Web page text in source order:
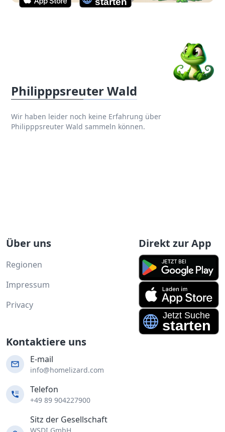
Philipppsreuter Wald
Wir haben leider noch keine Erfahrung über
Philipppsreuter Wald sammeln können.
Über uns
Regionen
Impressum
Privacy
Direkt zur App
Kontaktiere uns
E-mail
info@homelizard.com
Telefon
+49 89 904227900
Sitz der Gesellschaft